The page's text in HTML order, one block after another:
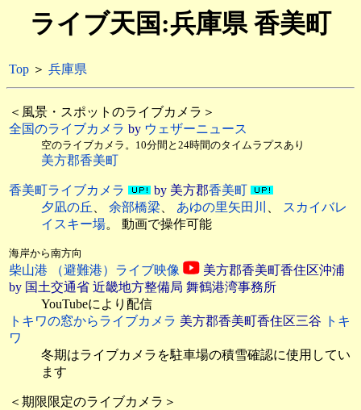
ライブ天国:兵庫県 香美町
Top ＞ 兵庫県
＜風景・スポットのライブカメラ＞
全国のライブカメラ by ウェザーニュース
空のライブカメラ。10分間と24時間のタイムラプスあり
美方郡香美町
香美町ライブカメラ by 美方郡香美町
夕凪の丘 、 余部橋梁、 あゆの里矢田川 、 スカイバレ
イスキー場。 動画で操作可能
海岸から南方向
柴山港 （避難港）ライブ映像
美方郡香美町香住区沖浦
by 国土交通省 近畿地方整備局 舞鶴港湾事務所
YouTubeにより配信
トキワの窓からライブカメラ 美方郡香美町香住区三谷
トキ
ワ
冬期はライブカメラを駐車場の積雪確認に使用してい
ます
＜期限限定のライブカメラ＞